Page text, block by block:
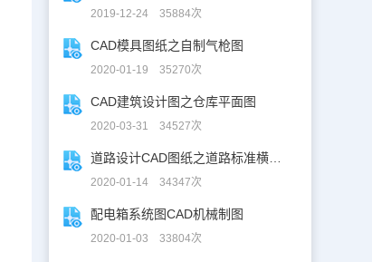
2019-12-24 35884次
CAD模具图纸之自制气枪图
2020-01-19 35270次
CAD建筑设计图之仓库平面图
2020-03-31 34527次
2020-01-14 34347次
配电箱系统图CAD机械制图
2020-01-03 33804次